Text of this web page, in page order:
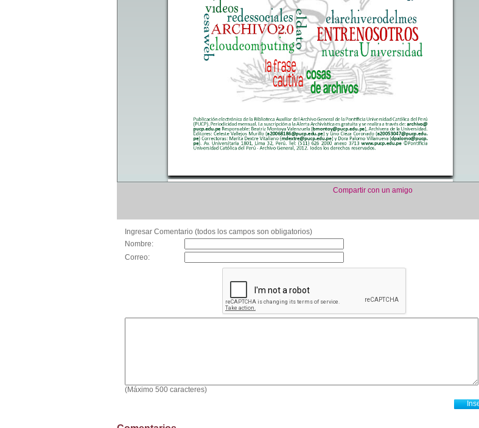
Compartir con un amigo
Ingresar Comentario (todos los campos son obligatorios)
Nombre:
Correo:
(Máximo 500 caracteres)